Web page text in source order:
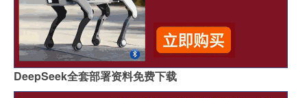
DeepSeek全套部署资料免费下载